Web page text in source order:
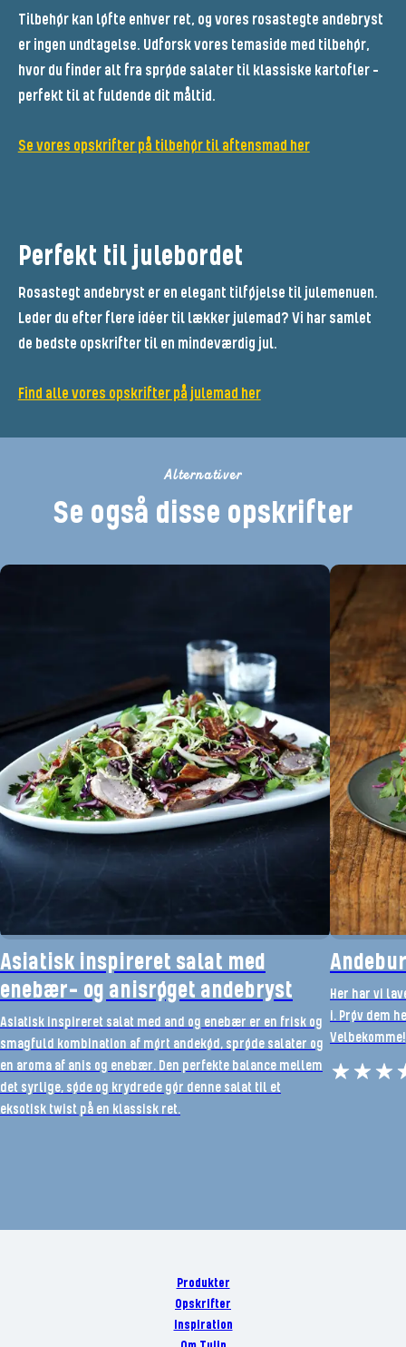
Tilbehør kan løfte enhver ret, og vores rosastegte andebryst
er ingen undtagelse. Udforsk vores temaside med tilbehør,
hvor du finder alt fra sprøde salater til klassiske kartofler –
perfekt til at fuldende dit måltid.
Se vores opskrifter på tilbehør til aftensmad her
Perfekt til julebordet
Rosastegt andebryst er en elegant tilføjelse til julemenuen.
Leder du efter flere idéer til lækker julemad? Vi har samlet
de bedste opskrifter til en mindeværdig jul.
Find alle vores opskrifter på julemad her
Alternativer
Se også disse opskrifter
Asiatisk inspireret salat med
enebær- og anisrøget andebryst
Asiatisk inspireret salat med and og enebær er en frisk og
smagfuld kombination af mørt andekød, sprøde salater og
en aroma af anis og enebær. Den perfekte balance mellem
det syrlige, søde og krydrede gør denne salat til et
eksotisk twist på en klassisk ret.
Her har vi
i. Prøv dem
Velbekomme!
Produkter
Opskrifter
Inspiration